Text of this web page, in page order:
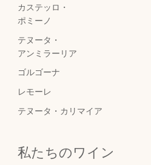
カステッロ・
ポミーノ
テヌータ・
アンミラーリア
ゴルゴーナ
レモーレ
テヌータ・カリマイア
私たちのワイン